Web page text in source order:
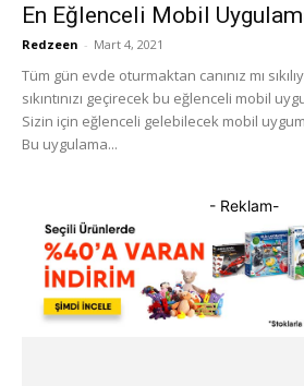
En Eğlenceli Mobil
Redzeen - Mart 4, 2021
Tüm gün evde oturmaktan canınız mı
sıkıntınızı geçirecek bu eğlenceli mobil
Sizin için eğlenceli gelebilecek mobil
Bu uygulama...
- Reklam-